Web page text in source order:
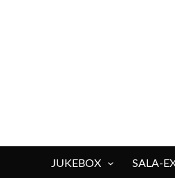
JUKEBOX SALA-